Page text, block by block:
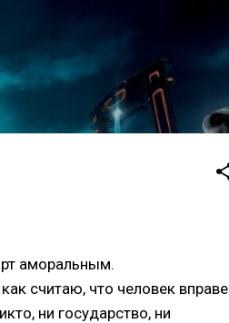
аморальным.
считаю, что человек вправе
ни государство, ни